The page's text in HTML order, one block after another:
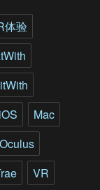
体验
iOS
Mac
Oculus
VR